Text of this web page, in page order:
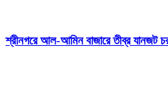
শ্রীনগরে আল-আমিন বাজারে তীব্র যানজট